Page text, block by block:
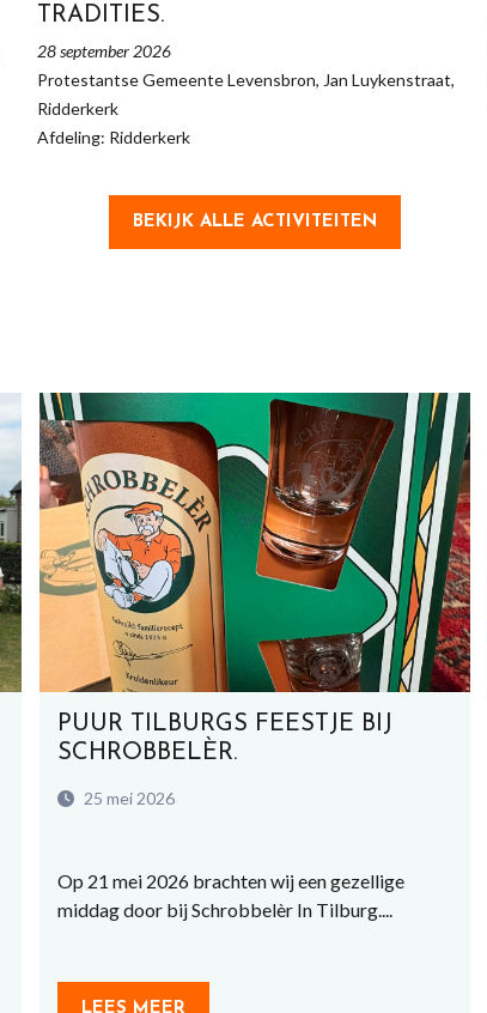
TRADITIES.
28 september 2026
Protestantse Gemeente Levensbron, Jan Luykenstraat,
Ridderkerk
Afdeling: Ridderkerk
BEKIJK ALLE ACTIVITEITEN
PUUR TILBURGS FEESTJE BIJ
SCHROBBELÈR.
25 mei 2026
Op 21 mei 2026 brachten wij een gezellige
middag door bij Schrobbelèr In Tilburg....
LEES MEER